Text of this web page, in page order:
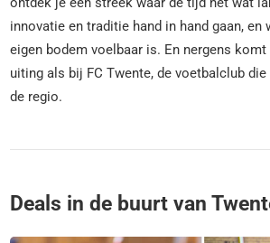
innovatie en traditie hand in hand gaan, en
eigen bodem voelbaar is. En nergens
uiting als bij FC Twente, de voetbalclub
de regio.
Deals in de buurt van